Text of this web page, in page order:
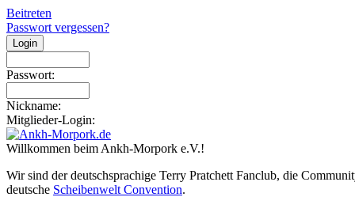
Beitreten
Passwort vergessen?
Passwort:
Nickname:
Mitglieder-Login:
Willkommen beim Ankh-Morpork e.V.!
Wir sind der deutschsprachige Terry Pratchett Fanclub, die
deutsche Scheibenwelt Convention.